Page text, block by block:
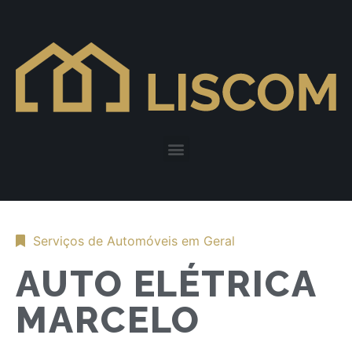
Serviços de Automóveis em Geral
AUTO ELÉTRICA
MARCELO